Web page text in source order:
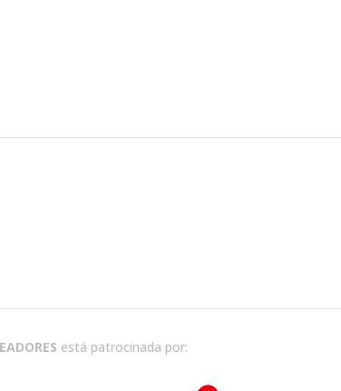
está patrocinada por: